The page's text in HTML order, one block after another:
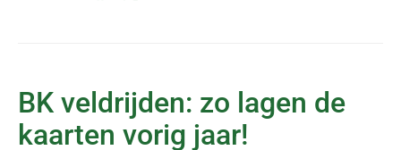
BK veldrijden: zo lagen de
kaarten vorig jaar!